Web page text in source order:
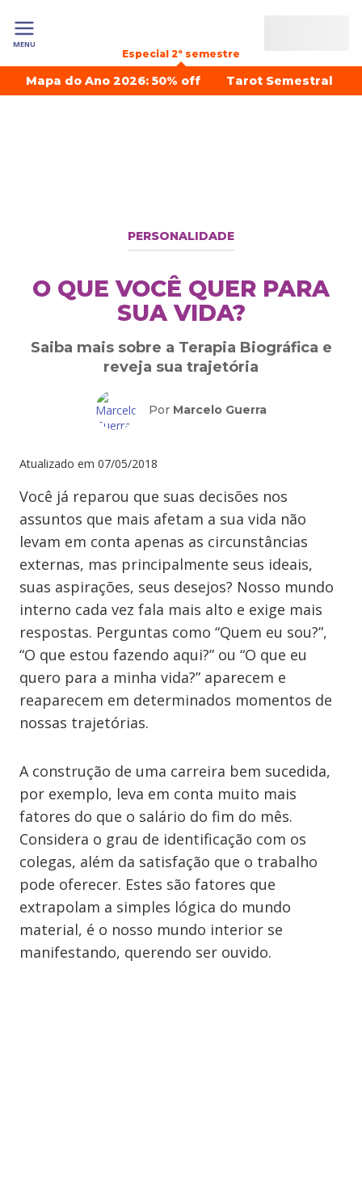
MENU
Especial 2º semestre
Mapa do Ano 2026: 50% off Tarot Semestral
PERSONALIDADE
O QUE VOCÊ QUER PARA
SUA VIDA?
Saiba mais sobre a Terapia Biográfica e
reveja sua trajetória
Por Marcelo Guerra
Atualizado em 07/05/2018
Você já reparou que suas decisões nos
assuntos que mais afetam a sua vida não
levam em conta apenas as circunstâncias
externas, mas principalmente seus ideais,
suas aspirações, seus desejos? Nosso mundo
interno cada vez fala mais alto e exige mais
respostas. Perguntas como “Quem eu sou?”,
“O que estou fazendo aqui?” ou “O que eu
quero para a minha vida?” aparecem e
reaparecem em determinados momentos de
nossas trajetórias.
A construção de uma carreira bem sucedida,
por exemplo, leva em conta muito mais
fatores do que o salário do fim do mês.
Considera o grau de identificação com os
colegas, além da satisfação que o trabalho
pode oferecer. Estes são fatores que
extrapolam a simples lógica do mundo
material, é o nosso mundo interior se
manifestando, querendo ser ouvido.